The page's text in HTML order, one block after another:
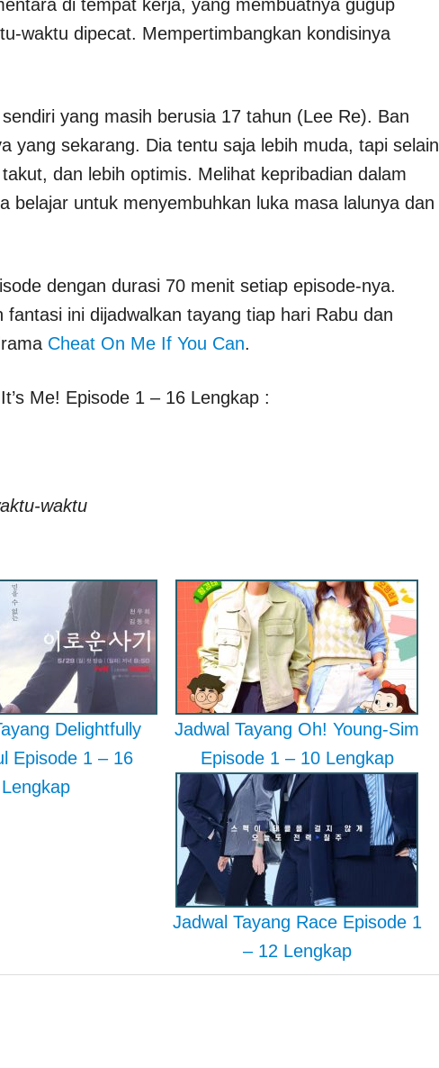
di tempat kerja, yang membuatnya gugup
waktu dipecat. Mempertimbangkan kondisinya
yang masih berusia 17 tahun (Lee Re). Ban
yang sekarang. Dia tentu saja lebih muda, tapi selain
dan lebih optimis. Melihat kepribadian dalam
belajar untuk menyembuhkan luka masa lalunya dan
dengan durasi 70 menit setiap episode-nya.
ini dijadwalkan tayang tiap hari Rabu dan
Cheat On Me If You Can.
Me! Episode 1 – 16 Lengkap :
waktu
Delightfully
Episode 1 – 16
Lengkap
Jadwal Tayang Oh! Young-Sim
Episode 1 – 10 Lengkap
Jadwal Tayang Race Episode 1
– 12 Lengkap